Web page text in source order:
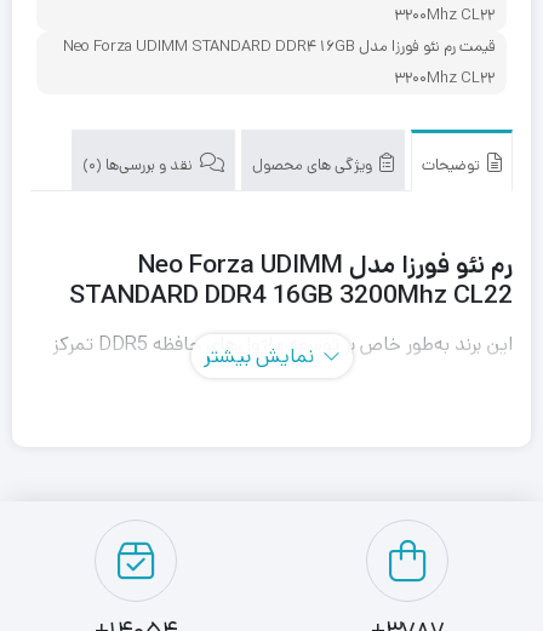
3200Mhz CL22
قیمت رم نئو فورزا مدل Neo Forza UDIMM STANDARD DDR4 16GB
3200Mhz CL22
توضیحات ویژگی های محصول نقد و بررسی‌ها (0)
رم نئو فورزا مدل Neo Forza UDIMM
STANDARD DDR4 16GB 3200Mhz CL22
این برند به‌طور خاص بر توسعه ماژول‌های حافظه DDR5 تمرکز
این شرکت هستند که با بهره‌گیری از کنترلرهای مختلف و
حافظه‌های NAND ساخت سازندگانی چون YMTCوSK
تولید می‌شوند.
نمایش بیشتر